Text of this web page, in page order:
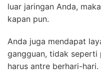
luar jaringan Anda,
kapan pun.
Anda juga mendapat
gangguan, tidak seperti
harus antre berhari-hari.